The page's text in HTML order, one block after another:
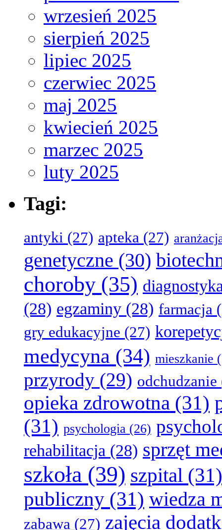
wrzesień 2025
sierpień 2025
lipiec 2025
czerwiec 2025
maj 2025
kwiecień 2025
marzec 2025
luty 2025
Tagi:
antyki (27) apteka (27)
genetyczne (30)
choroby (35)
(28) egzaminy (28) farmacja
gry edukacyjne (27)
medycyna (34) mieszkanie
przyrody (29) odchudzanie
opieka zdrowotna (31)
(31) psychologia (26)
rehabilitacja (28) sprzęt
szkoła (39) szpital (31)
publiczny (31) wiedza
zabawa (27) zajęcia